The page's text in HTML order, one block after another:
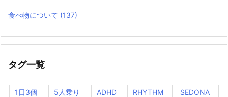
食べ物について (137)
タグ一覧
1日3個 5人乗り ADHD RHYTHM SEDONA